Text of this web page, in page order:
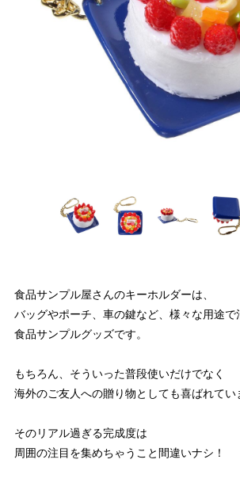
食品サンプル屋さんのキーホルダーは、
バッグやポーチ、車の鍵など、様々な用途で
食品サンプルグッズです。
もちろん、そういった普段使いだけでなく
海外のご友人への贈り物としても喜ばれてい
そのリアル過ぎる完成度は
周囲の注目を集めちゃうこと間違いナシ！